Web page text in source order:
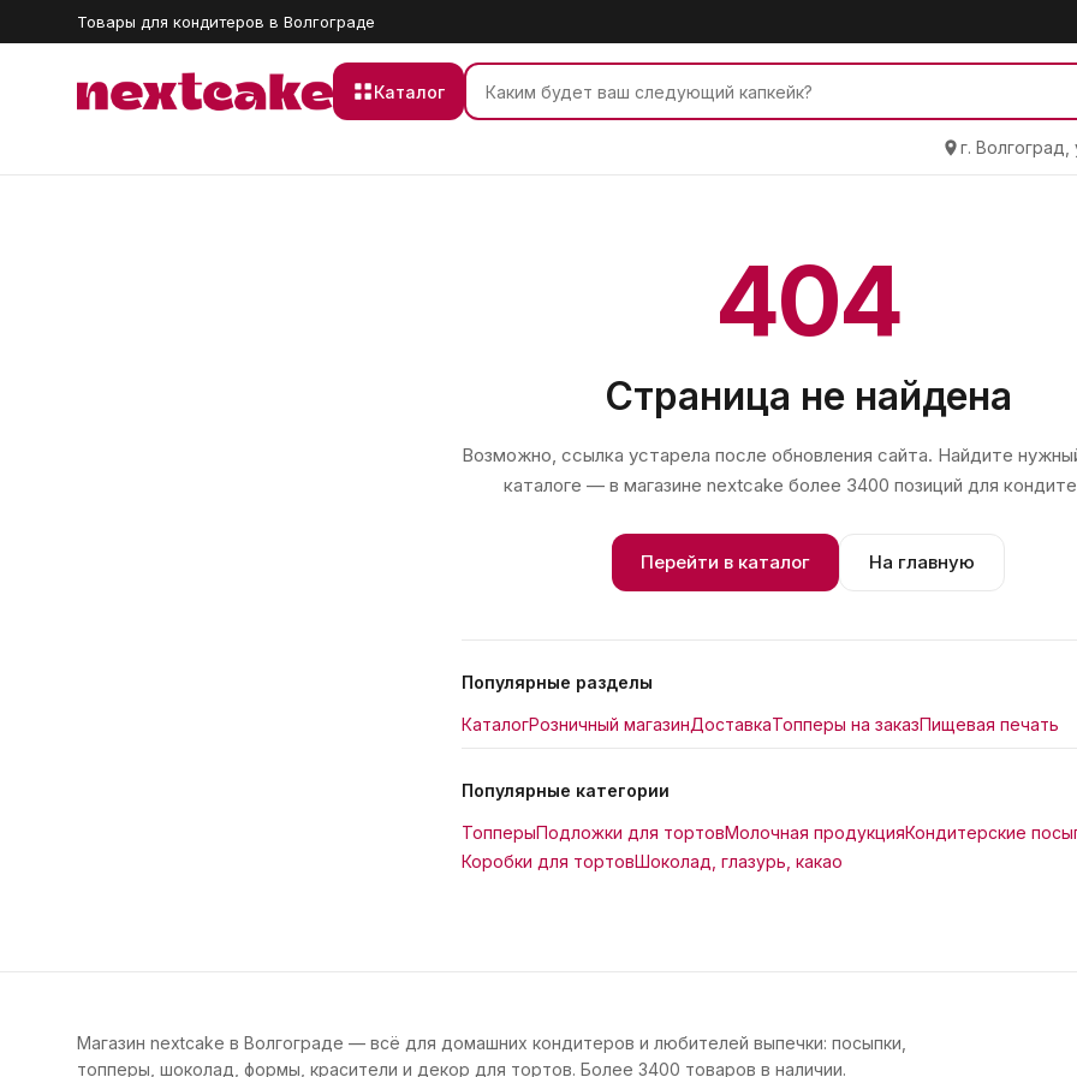
Товары для кондитеров в Волгограде
Каталог
г.
404
Страница не найдена
Возможно, ссылка устарела после обновления сайта. Найдите
каталоге — в магазине nextcake более 3400 позиций для
Перейти в каталог На главную
Популярные разделы
КаталогРозничный магазинДоставкаТопперы на заказПищевая печать
Популярные категории
ТопперыПодложки для тортовМолочная продукцияКондитерские
Коробки для тортовШоколад, глазурь, какао
Магазин nextcake в Волгограде — всё для домашних кондитеров и любителей выпечки: посыпки,
топперы, шоколад, формы, красители и декор для тортов. Более 3400 товаров в наличии.